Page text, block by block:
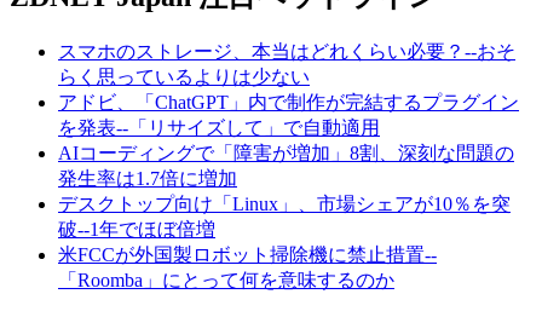
スマホのストレージ、本当はどれくらい必要？--おそ
らく思っているよりは少ない
アドビ、「ChatGPT」内で制作が完結するプラグイン
を発表--「リサイズして」で自動適用
AIコーディングで「障害が増加」8割、深刻な問題の
発生率は1.7倍に増加
デスクトップ向け「Linux」、市場シェアが10％を突
破--1年でほぼ倍増
米FCCが外国製ロボット掃除機に禁止措置--
「Roomba」にとって何を意味するのか